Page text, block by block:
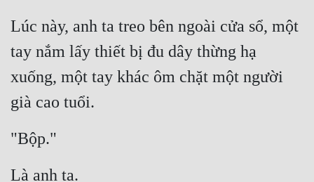
Phương Tây
Quan Trường
Quân Sự
Lúc này, anh ta treo bên ngoài cửa sổ, một
tay nắm lấy thiết bị đu dây thừng hạ
xuống, một tay khác ôm chặt một người
già cao tuổi.
"Bộp."
Là anh ta.